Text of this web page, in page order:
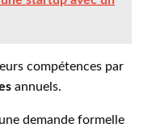
compétences par
annuels.
demande formelle